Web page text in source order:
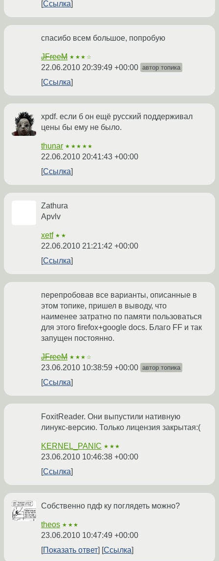
Ссылка
спасибо всем большое, попробую
JFreeM ★★★☆
22.06.2010 20:39:49 +00:00 автор топика
Ссылка
xpdf. если б он ещё русский поддерживал
цены бы ему не было.
thunar ★★★★★
22.06.2010 20:41:43 +00:00
Ссылка
Zathura
Apvlv
xetf ★★
22.06.2010 21:21:42 +00:00
Ссылка
перепробовав все варианты, описанные в
этом топике, пришел в выводу, что
наименее затратно по памяти пользоваться
для этого firefox+google docs. Благо FF и так
запущен постоянно.
JFreeM ★★★☆
23.06.2010 10:38:59 +00:00 автор топика
Ссылка
FoxitReader. Они выпустили нативную
линукс-версию. Только лицензия закрытая:(
KERNEL_PANIC ★★★
23.06.2010 10:46:38 +00:00
Ссылка
Собственно пдф ку поглядеть можно?
theos ★★★
23.06.2010 10:47:49 +00:00
Показать ответ
Ссылка